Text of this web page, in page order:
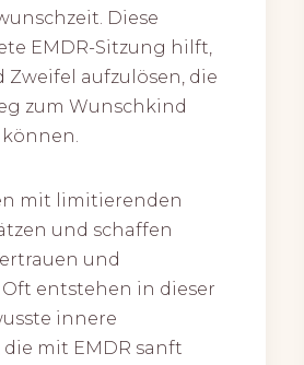
Diese
EMDR-Sitzung hilft,
Zweifel aufzulösen, die
zum Wunschkind
mit limitierenden
und schaffen
und
Oft entstehen in dieser
innere
die mit EMDR sanft